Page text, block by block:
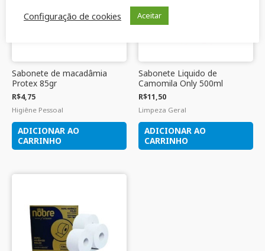
Sabonete de macadâmia
Protex 85gr
R$4,75
Higiêne Pessoal
ADICIONAR AO
CARRINHO
Sabonete Liquido de
Camomila Only 500ml
R$11,50
Limpeza Geral
ADICIONAR AO
CARRINHO
Configuração de cookies
Aceitar